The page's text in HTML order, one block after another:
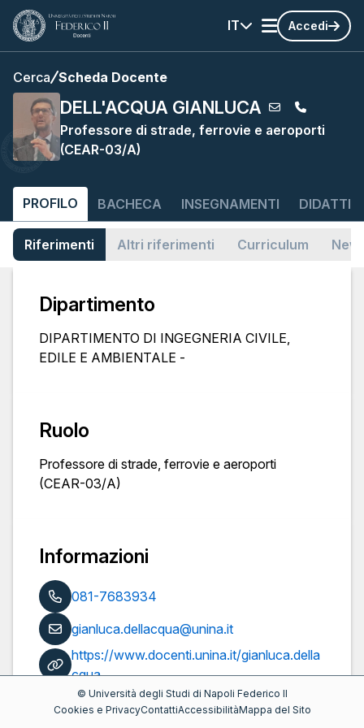
IT Accedi
Cerca Scheda Docente
DELL'ACQUA GIANLUCA
Professore di strade, ferrovie e aeroporti
(CEAR-03/A)
PROFILO BACHECA INSEGNAMENTI
Riferimenti Altri riferimenti Curriculum
Dipartimento
DIPARTIMENTO DI INGEGNERIA CIVILE,
EDILE E AMBIENTALE -
Ruolo
Professore di strade, ferrovie e aeroporti
(CEAR-03/A)
Informazioni
081-7683934
gianluca.dellacqua@unina.it
https://www.docenti.unina.it/gianluca.della
cqua
Pubblicazioni
© Università degli Studi di Napoli Federico II
Cookies e PrivacyContattiAccessibilitàMappa del Sito